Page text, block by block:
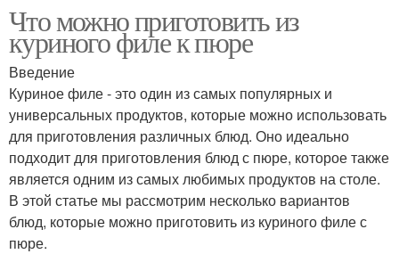
Что можно приготовить из
куриного филе к пюре
Введение
Куриное филе - это один из самых популярных и
универсальных продуктов, которые можно использовать
для приготовления различных блюд. Оно идеально
подходит для приготовления блюд с пюре, которое также
является одним из самых любимых продуктов на столе.
В этой статье мы рассмотрим несколько вариантов
блюд, которые можно приготовить из куриного филе с
пюре.